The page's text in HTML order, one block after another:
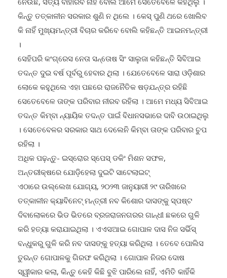
କିନ୍ତୁ ତତ୍କାଳୀନ ସରକାର ଶୁଣି ନ ଥିଲେ । କେସ୍ ପୁଣି ଥରେ ଖୋଲିବ
କି ନାହିଁ ମୁଖ୍ୟମନ୍ତ୍ରୀ ବିଚାର କରିବେ ବୋଲି କହିଛନ୍ତି ଆଇନମନ୍ତ୍ରୀ
।
ସେହିପରି କଂଗ୍ରେସ ନେତା ସନ୍ତୋଷ ସିଂ ସାଲୁଜା କହିଛନ୍ତି ସିବିଆଇ
ତଦନ୍ତ ଦୁଇ ବର୍ଷ ପୂର୍ବରୁ ହେବାର ଥିଲା । ଯେତେବେଳେ ସାରା ଓଡ଼ିଶାର
ଲୋକେ କହୁଥିଲେ ଏହା ପଛରେ ରାଜନୈତିକ ଷଡ଼ଯନ୍ତ୍ର ରହିଛି
ସେତେବେଳେ ତାଙ୍କ ପରିବାର ନୀରବ ରହିଲା । ଆମେ ମଧ୍ୟ ସିବିଆଇ
ତଦନ୍ତ କିମ୍ବା ନ୍ୟାୟିକ ତଦନ୍ତ ପାଇଁ ବିଧାନସଭାରେ ଦାବି ଉଠାଇଥିଲୁ
। ସେତେବେଳର ସରକାର ସାଥ ଦେଲେନି କିମ୍ବା ତାଙ୍କ ପରିବାର ଚୁପ
ରହିଲା ।
ଅଧିକ ପଢ଼ନ୍ତୁ- ଇସ୍ରୋର ସ୍ପେସ୍ ଡକିଂ ମିଶନ ସଫଳ,
ଅନ୍ତରୀକ୍ଷରେ ଯୋଡ଼ିହେଲା ଦୁଇଟି ସାଟେଲାଇଟ୍
ଏଠାରେ ଉଲ୍ଲେଖ ଯୋଗ୍ୟ, ୨୦୨୩ ଜାନୁୟାରୀ ୨୯ ତାରିଖରେ
ତତ୍କାଳୀନ କ୍ୟାବିନେଟ୍ ମନ୍ତ୍ରୀ ନବ କିଶୋର ଦାସଙ୍କୁ ସ୍ପଷ୍ଟ
ଦିବାଲୋକରେ ଭିଡ ଭିତରେ ବ୍ରଜରାଜନଗରର ଗାନ୍ଧୀ ଛକରେ ଗୁଳି
କରି ହତ୍ୟା କରାଯାଇଥିଲା । ଏଏସଆଇ ଗୋପାଳ ଦାସ ନିଜ ସର୍ଭିସ୍
ବନ୍ଧୁକରୁ ଗୁଳି କରି ନବ ଦାସଙ୍କୁ ହତ୍ୟା କରିଥିଲା । ତେବେ ପୋଲିସ
ତୁରନ୍ତ ଗୋପାଳକୁ ଗିରଫ କରିଥିଲା । ଗୋପାଳ ନିଜର ଦୋଷ
ସ୍ୱୀକାର କଲା, କିନ୍ତୁ କେହି କିଛି ବୁଝି ପାରିଲେ ନାହିଁ, ଏମିତି କାହିଁକି
ହେଲା । ସେତେବେଳେ ବିରୋଧୀ ଦଳରେ ଥିବା ବିଜେପି ସିବିଆଇ ତଦନ୍ତ